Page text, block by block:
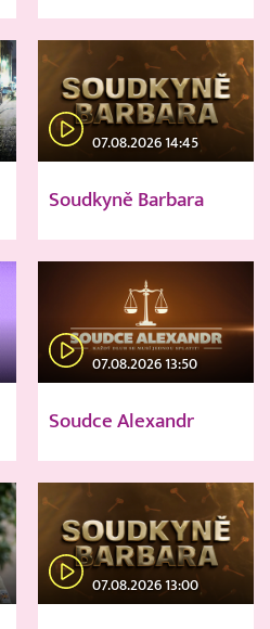
07.08.2026 14:45
Soudkyně Barbara
07.08.2026 13:50
Soudce Alexandr
07.08.2026 13:00